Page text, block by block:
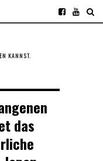
KANNST.
das